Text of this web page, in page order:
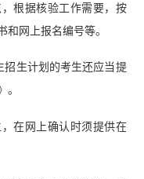
根据核验工作需要，按
网上报名编号等。
招生计划的考生还应当提
。
在网上确认时须提供在